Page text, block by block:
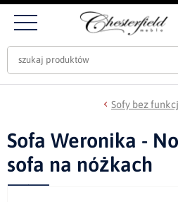
Sofy bez
Sofa Weronika -
sofa na nóżkach